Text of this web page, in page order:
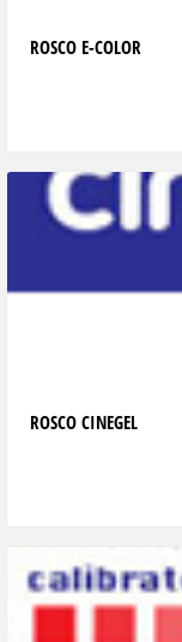
ROSCO E-COLOR
ROSCO CINEGEL